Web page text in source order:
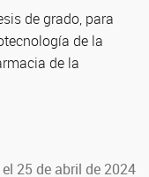
de grado, para
de la
de la
25 de abril de 2024